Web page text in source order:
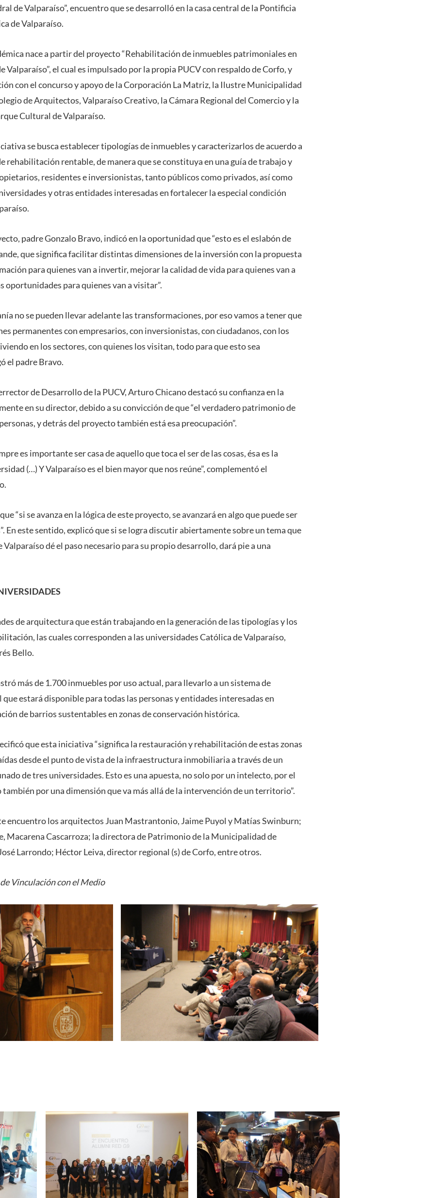
de Valparaíso”, encuentro que se desarrolló en la casa central de la Pontificia
de Valparaíso.
nace a partir del proyecto “Rehabilitación de inmuebles patrimoniales en
Valparaíso”, el cual es impulsado por la propia PUCV con respaldo de Corfo, y
con el concurso y apoyo de la Corporación La Matriz, la Ilustre Municipalidad
de Arquitectos, Valparaíso Creativo, la Cámara Regional del Comercio y la
Cultural de Valparaíso.
se busca establecer tipologías de inmuebles y caracterizarlos de acuerdo a
rehabilitación rentable, de manera que se constituya en una guía de trabajo y
residentes e inversionistas, tanto públicos como privados, así como
y otras entidades interesadas en fortalecer la especial condición
padre Gonzalo Bravo, indicó en la oportunidad que “esto es el eslabón de
que significa facilitar distintas dimensiones de la inversión con la propuesta
para quienes van a invertir, mejorar la calidad de vida para quienes van a
oportunidades para quienes van a visitar”.
no se pueden llevar adelante las transformaciones, por eso vamos a tener que
permanentes con empresarios, con inversionistas, con ciudadanos, con los
en los sectores, con quienes los visitan, todo para que esto sea
el padre Bravo.
de Desarrollo de la PUCV, Arturo Chicano destacó su confianza en la
en su director, debido a su convicción de que “el verdadero patrimonio de
y detrás del proyecto también está esa preocupación”.
es importante ser casa de aquello que toca el ser de las cosas, ésa es la
(…) Y Valparaíso es el bien mayor que nos reúne”, complementó el
“si se avanza en la lógica de este proyecto, se avanzará en algo que puede ser
En este sentido, explicó que si se logra discutir abiertamente sobre un tema que
dé el paso necesario para su propio desarrollo, dará pie a una
de arquitectura que están trabajando en la generación de las tipologías y los
las cuales corresponden a las universidades Católica de Valparaíso,
Bello.
más de 1.700 inmuebles por uso actual, para llevarlo a un sistema de
estará disponible para todas las personas y entidades interesadas en
de barrios sustentables en zonas de conservación histórica.
que esta iniciativa “significa la restauración y rehabilitación de estas zonas
desde el punto de vista de la infraestructura inmobiliaria a través de un
de tres universidades. Esto es una apuesta, no solo por un intelecto, por el
por una dimensión que va más allá de la intervención de un territorio”.
encuentro los arquitectos Juan Mastrantonio, Jaime Puyol y Matías Swinburn;
Macarena Cascarroza; la directora de Patrimonio de la Municipalidad de
Larrondo; Héctor Leiva, director regional (s) de Corfo, entre otros.
Vinculación con el Medio